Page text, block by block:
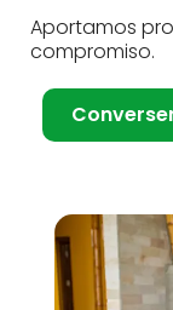
Aportamos
compromiso.